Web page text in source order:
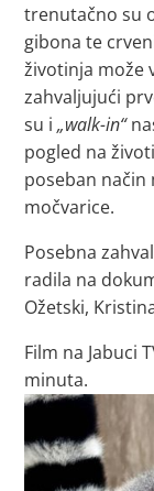
trenutačno su
gibona te
životinja može
zahvaljujući
su i„walk-in“
pogled na
poseban
močvarice.
Posebna
radila na
Ožetski,
Film na Jabuci
minuta.